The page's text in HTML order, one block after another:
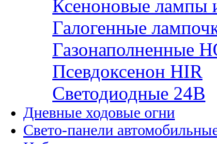
Ксеноновые лампы
Галогенные
Газонаполненные
Псевдоксенон HIR
Cветодиодные 24B
Дневные ходовые огни
Свето-панели